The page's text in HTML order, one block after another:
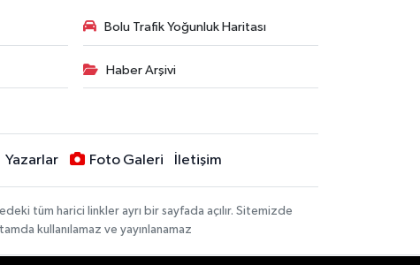
Bolu Trafik Yoğunluk Haritası
Haber Arşivi
Yazarlar Foto Galeri İletişim
tüm harici linkler ayrı bir sayfada açılır. Sitemizde
kullanılamaz ve yayınlanamaz